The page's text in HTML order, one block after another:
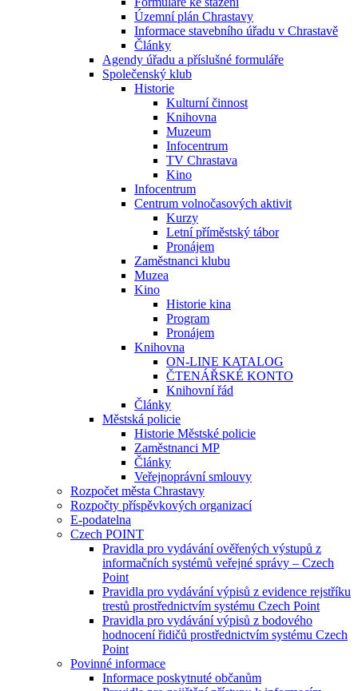
Územní plán Chrastavy
Informace stavebního úřadu v Chrastavě
Články
Agendy úřadu a příslušné formuláře
Společenský klub
Historie
Kulturní činnost
Knihovna
Muzeum
Infocentrum
TV Chrastava
Kino
Infocentrum
Centrum volnočasových aktivit
Kurzy
Letní příměstský tábor
Pronájem
Zaměstnanci klubu
Muzea
Kino
Historie kina
Program
Pronájem
Knihovna
ON-LINE KATALOG
ČTENÁŘSKÉ KONTO
Knihovní řád
Články
Městská policie
Historie Městské policie
Zaměstnanci MP
Články
Veřejnoprávní smlouvy
Rozpočet města Chrastavy
Rozpočty příspěvkových organizací
E-podatelna
Czech POINT
Pravidla pro vydávání ověřených výstupů z
informačních systémů veřejné správy – Czech
Point
Pravidla pro vydávání výpisů z evidence rejstříku
trestů prostřednictvím systému Czech Point
Pravidla pro vydávání výpisů z bodového
hodnocení řidičů prostřednictvím systému Czech
Point
Povinné informace
Informace poskytnuté občanům